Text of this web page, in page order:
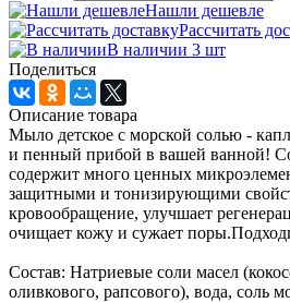
Нашли дешевле
Рассчитать
В наличии 3 шт
Поделиться
Описание товара
Мыло детское с морской солью -
и пенный прибой в вашей ванной!
содержит много ценных
защитными и тонизирующими
кровообращение, улучшает
очищает кожу и сужает
Состав: Натриевые соли масел
оливкового, рапсового), вода, соль